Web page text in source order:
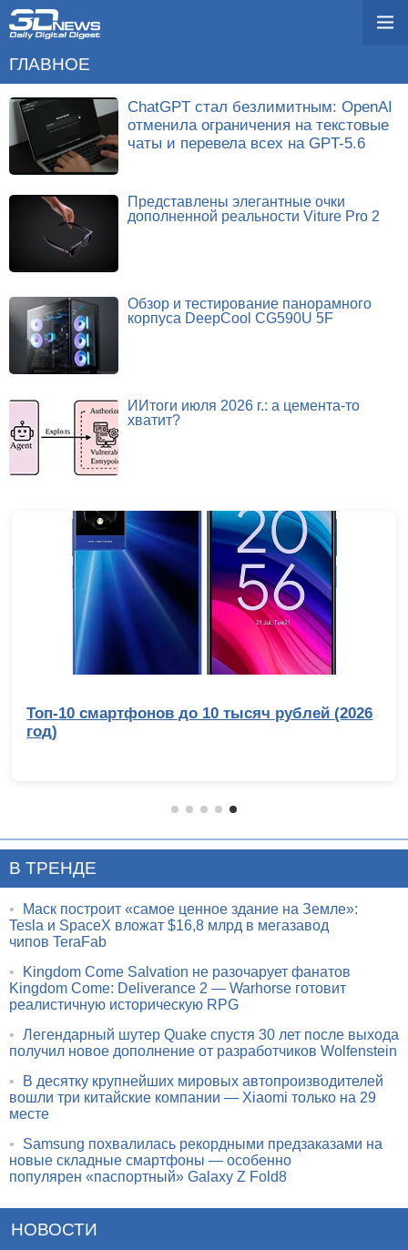
ГЛАВНОЕ
ChatGPT стал безлимитным: OpenAI
отменила ограничения на текстовые
чаты и перевела всех на GPT-5.6
Представлены элегантные очки
дополненной реальности Viture Pro 2
Обзор и тестирование панорамного
корпуса DeepCool CG590U 5F
ИИтоги июля 2026 г.: а цемента-то
хватит?
Сравнительный тест камер флагманских
смартфонов (2026): итоги
В ТРЕНДЕ
•
Маск построит «самое ценное здание на Земле»:
Tesla и SpaceX вложат $16,8 млрд в мегазавод
чипов TeraFab
•
Kingdom Come Salvation не разочарует фанатов
Kingdom Come: Deliverance 2 — Warhorse готовит
реалистичную историческую RPG
• Легендарный шутер Quake спустя 30 лет после выхода
получил новое дополнение от разработчиков Wolfenstein
•
В десятку крупнейших мировых автопроизводителей
вошли три китайские компании — Xiaomi только на 29
месте
•
Samsung похвалилась рекордными предзаказами на
новые складные смартфоны — особенно
популярен «паспортный» Galaxy Z Fold8
НОВОСТИ